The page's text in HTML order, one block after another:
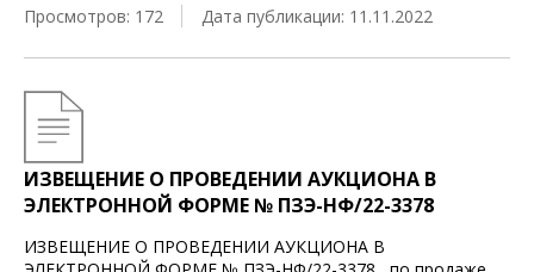
Просмотров: 172
Дата публикации: 11.11.2022
ИЗВЕЩЕНИЕ О ПРОВЕДЕНИИ АУКЦИОНА В
ЭЛЕКТРОННОЙ ФОРМЕ № ПЗЭ-НФ/22-3378
ИЗВЕЩЕНИЕ О ПРОВЕДЕНИИ АУКЦИОНА В